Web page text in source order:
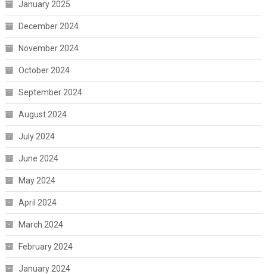
January 2025
December 2024
November 2024
October 2024
September 2024
August 2024
July 2024
June 2024
May 2024
April 2024
March 2024
February 2024
January 2024